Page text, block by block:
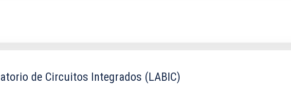
de Circuitos Integrados (LABIC)